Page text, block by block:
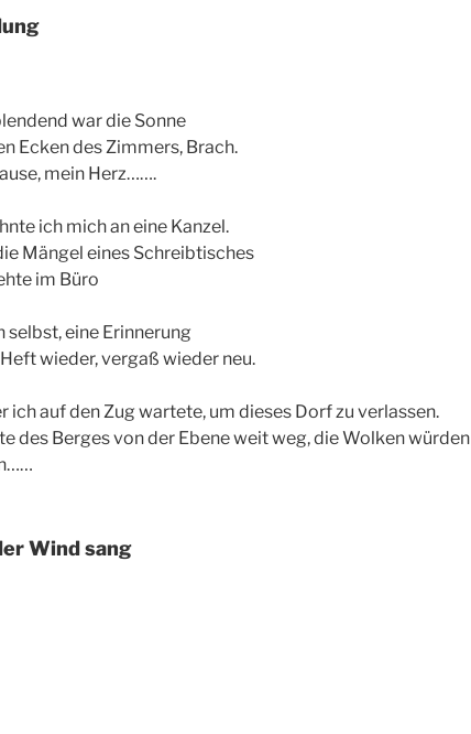
war die Sonne
Ecken des Zimmers, Brach.
mein Herz…….
ich mich an eine Kanzel.
Mängel eines Schreibtisches
im Büro
selbst, eine Erinnerung
wieder, vergaß wieder neu.
ich auf den Zug wartete, um dieses Dorf zu verlassen.
des Berges von der Ebene weit weg, die Wolken würden
Wind sang